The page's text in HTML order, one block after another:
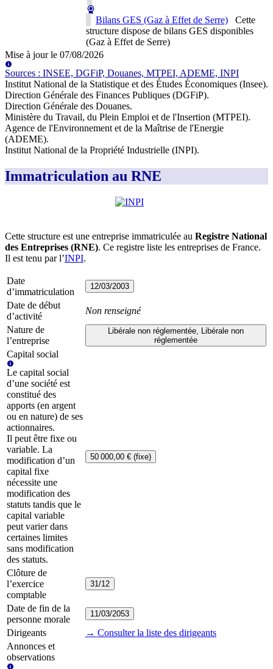
Bilans GES (Gaz à Effet de Serre)
Cette
structure dispose de bilans GES disponibles
(Gaz à Effet de Serre)
Mise à jour le 07/08/2026
Sources : INSEE, DGFiP, Douanes, MTPEI, ADEME, INPI
Institut National de la Statistique et des Études Économiques (Insee).
Direction Générale des Finances Publiques (DGFiP).
Direction Générale des Douanes.
Ministère du Travail, du Plein Emploi et de l'Insertion (MTPEI).
Agence de l'Environnement et de la Maîtrise de l'Energie
(ADEME).
Institut National de la Propriété Industrielle (INPI).
Immatriculation au RNE
Cette structure est une entreprise immatriculée au Registre National
des Entreprises (RNE). Ce registre liste les entreprises de France.
Il est tenu par l’INPI.
Date
d’immatriculation
12/03/2003
Date de début
d’activité
Non renseigné
Nature de
l’entreprise
Libérale non réglementée, Libérale non
réglementée
Capital social
Le capital social
d’une société est
constitué des
apports (en argent
ou en nature) de ses
actionnaires.
Il peut être fixe ou
variable. La
modification d’un
capital fixe
nécessite une
modification des
statuts tandis que le
capital variable
peut varier dans
certaines limites
sans modification
des statuts.
50 000,00 € (fixe)
Clôture de
l’exercice
comptable
31/12
Date de fin de la
personne morale
11/03/2053
Dirigeants
→ Consulter la liste des dirigeants
Annonces et
observations